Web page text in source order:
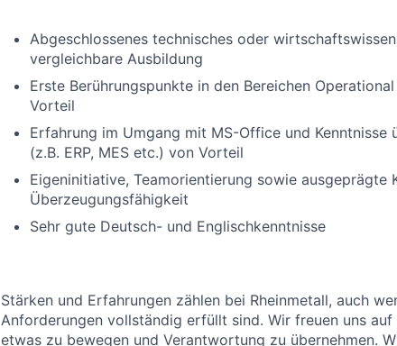
Abgeschlossenes technisches oder
vergleichbare Ausbildung
Erste Berührungspunkte in den Bereichen
Vorteil
Erfahrung im Umgang mit MS-Office und Kenntnisse
(z.B. ERP, MES etc.) von Vorteil
Eigeninitiative, Teamorientierung sowie ausgeprägte
Überzeugungsfähigkeit
Sehr gute Deutsch- und Englischkenntnisse
Stärken und Erfahrungen zählen bei Rheinmetall, auch
Anforderungen vollständig erfüllt sind. Wir freuen uns
etwas zu bewegen und Verantwortung zu übernehmen.